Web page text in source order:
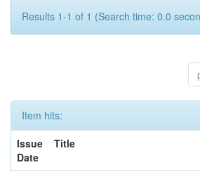
Results 1-1 of 1 (Search time: 0.0
Item hits:
Issue
Date
Title